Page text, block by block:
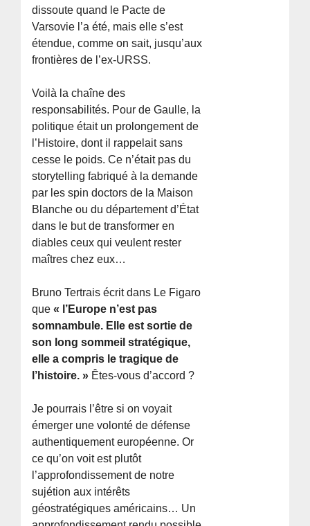
dissoute quand le Pacte de
Varsovie l’a été, mais elle s’est
étendue, comme on sait, jusqu’aux
frontières de l’ex-URSS.
Voilà la chaîne des
responsabilités. Pour de Gaulle, la
politique était un prolongement de
l’Histoire, dont il rappelait sans
cesse le poids. Ce n’était pas du
storytelling fabriqué à la demande
par les spin doctors de la Maison
Blanche ou du département d’État
dans le but de transformer en
diables ceux qui veulent rester
maîtres chez eux…
Bruno Tertrais écrit dans Le Figaro
que« l’Europe n’est pas
somnambule. Elle est sortie de
son long sommeil stratégique,
elle a compris le tragique de
l’histoire. » Êtes-vous d’accord ?
Je pourrais l’être si on voyait
émerger une volonté de défense
authentiquement européenne. Or
ce qu’on voit est plutôt
l’approfondissement de notre
sujétion aux intérêts
géostratégiques américains… Un